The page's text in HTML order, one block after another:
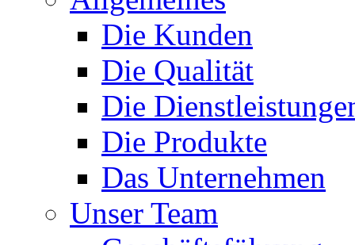
Die Kunden
Die Qualität
Die
Die Produkte
Das Unternehmen
Unser Team